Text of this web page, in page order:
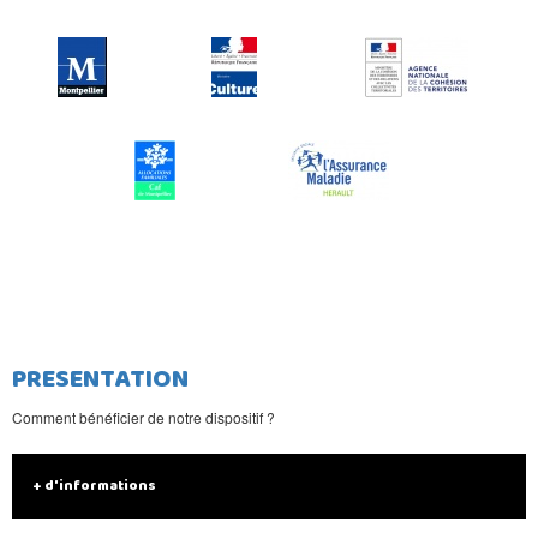
PRESENTATION
Comment bénéficier de notre dispositif ?
+ d'informations